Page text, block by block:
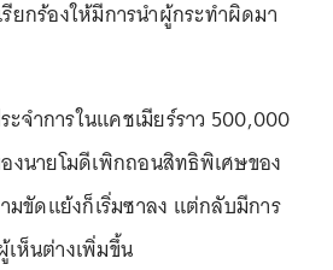
ยกร้องให้มีการนำผู้กระทำผิดมา
จำการในแคชเมียร์ราว 500,000
งนายโมดีเพิกถอนสิทธิพิเศษของ
มขัดแย้งก็เริ่มซาลง แต่กลับมีการ
ห็นต่างเพิ่มขึ้น